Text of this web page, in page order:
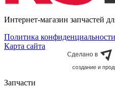
Интернет-магазин запчастей
Политика конфиденциальности
Карта сайта
Сделано в
cоздание и
Запчасти